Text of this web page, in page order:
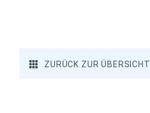
ZURÜCK ZUR ÜBERSICHT